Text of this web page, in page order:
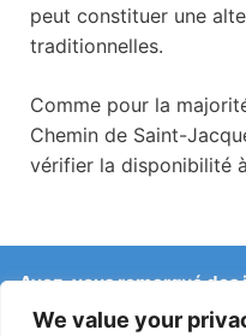
We value your
peut constituer une
traditionnelles.
Comme pour la
Chemin de Saint-
vérifier la disponibilité à
Avez-vous remarqué
changements